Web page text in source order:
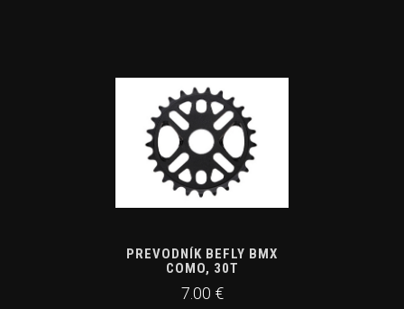
PREVODNÍK BEFLY BMX
COMO, 30T
7.00 €